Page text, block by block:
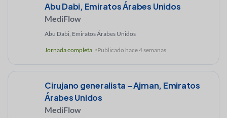
Abu Dabi, Emiratos Árabes Unidos
MediFlow
Abu Dabi, Emiratos Árabes Unidos
Jornada completa Publicado hace 4 semanas
Cirujano generalista – Ajman, Emiratos
Árabes Unidos
MediFlow